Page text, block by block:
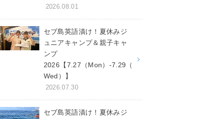
2026.08.01
セブ島英語漬け！夏休みジ
ュニアキャンプ＆親子キャ
ンプ
2026【7.27（Mon）-7.29（
Wed）】
2026.07.30
セブ島英語漬け！夏休みジ